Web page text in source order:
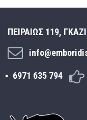
ΠΕΙΡΑΙΩΣ 119,
6971 635 794